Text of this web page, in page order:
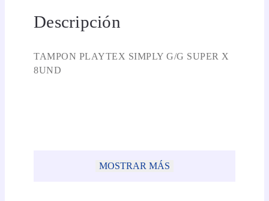
Descripción
TAMPON PLAYTEX SIMPLY G/G SUPER X
8UND
MOSTRAR MÁS